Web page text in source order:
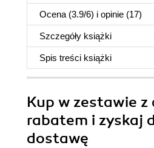
Ocena (3.9/6) i opinie (17)
Szczegóły książki
Spis treści książki
Kup w zestawie
rabatem i zyskaj
dostawę